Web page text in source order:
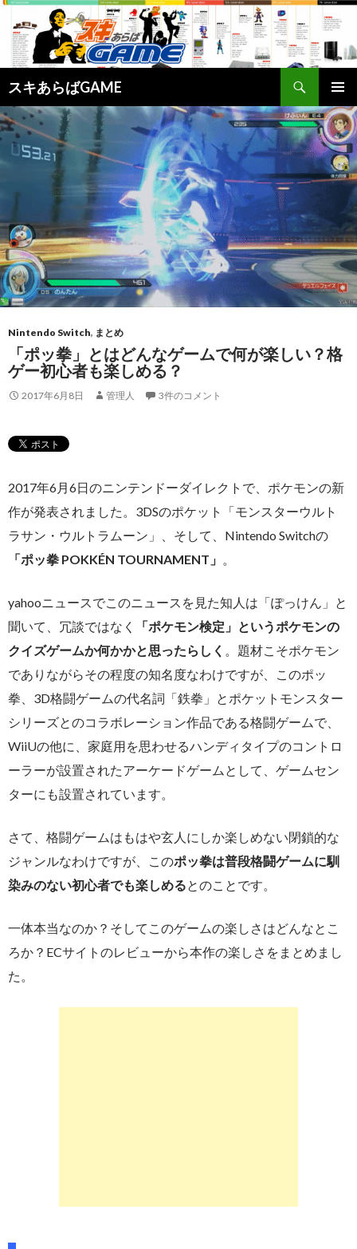
スキあらばGAME
索
メインメ
ニュー
ン
テ
ス
キ
ッ
プ
Nintendo Switch, まとめ
「ポッ拳」とはどんなゲームで何が楽しい？格
ゲー初心者も楽しめる？
2017年6月8日 管理人 3件のコメント
2017年6月6日のニンテンドーダイレクトで、ポケモンの新
作が発表されました。3DSのポケット「モンスターウルト
ラサン・ウルトラムーン」、そして、Nintendo Switchの
「ポッ拳 POKKÉN TOURNAMENT」 。
yahooニュースでこのニュースを見た知人は「ぽっけん」と
聞いて、冗談ではなく
「ポケモン検定」というポケモンの
クイズゲームか何かかと思ったらしく 。題材こそポケモン
でありながらその程度の知名度なわけですが、このポッ
拳、3D格闘ゲームの代名詞「鉄拳」とポケットモンスター
シリーズとのコラボレーション作品である格闘ゲームで、
WiiUの他に、家庭用を思わせるハンディタイプのコントロ
ーラーが設置されたアーケードゲームとして、ゲームセン
ターにも設置されています。
さて、格闘ゲームはもはや玄人にしか楽しめない閉鎖的な
ジャンルなわけですが、このポッ拳は普段格闘ゲームに馴
染みのない初心者でも楽しめるとのことです。
一体本当なのか？そしてこのゲームの楽しさはどんなとこ
ろか？ECサイトのレビューから本作の楽しさをまとめまし
た。